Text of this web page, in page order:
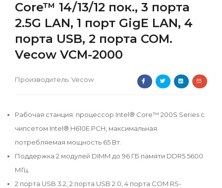
Core™ 14/13/12 пок., 3 порта
2.5G LAN, 1 порт GigE LAN, 4
порта USB, 2 порта COM.
Vecow VCM-2000
Производитель: Vecow
Рабочая станция: процессор Intel® Core™ 200S Series с
чипсетом Intel® H610E PCH, максимальная
потребляемая мощность 65 Вт.
Поддержка 2 модулей DIMM до 96 ГБ памяти DDR5 5600
МГц.
2 порта USB 3.2, 2 порта USB 2.0, 4 порта COM RS-